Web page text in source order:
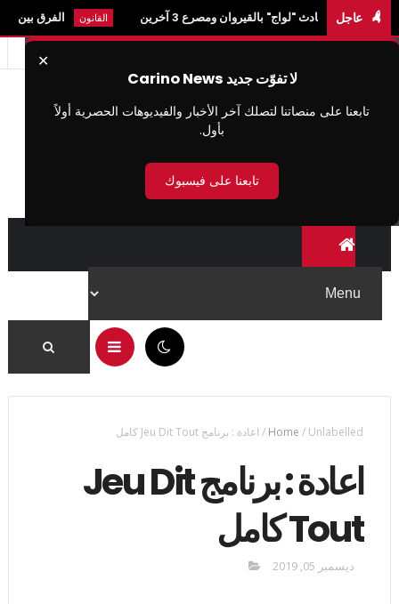
عاجل
"لواج" بالقيروان ومصرع 3 آخرين القانون الفرق بين النيابة
✕
لا تفوّت جديد Carino News
تابعنا على منصاتنا لتصلك آخر الأخبار والفيديوهات الحصرية أولاً
بأول.
تابعنا على فيسبوك
Home / Unlabelled
/ اعادة : برنامج Jeu Dit Tout كامل
اعادة : برنامج Jeu Dit
Tout كامل
ديسمبر 05, 2019